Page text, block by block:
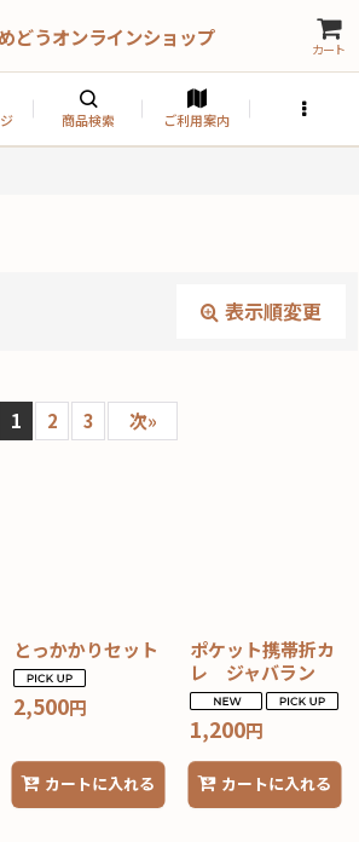
どうオンラインショップ カート
商品検索 ご利用案内
表示順変更
閉じる
1 2 3 次»
とっかかりセット
2,500円
カートに入れる
ポケット携帯折カ
レ ジャバラン
1,200円
カートに入れる